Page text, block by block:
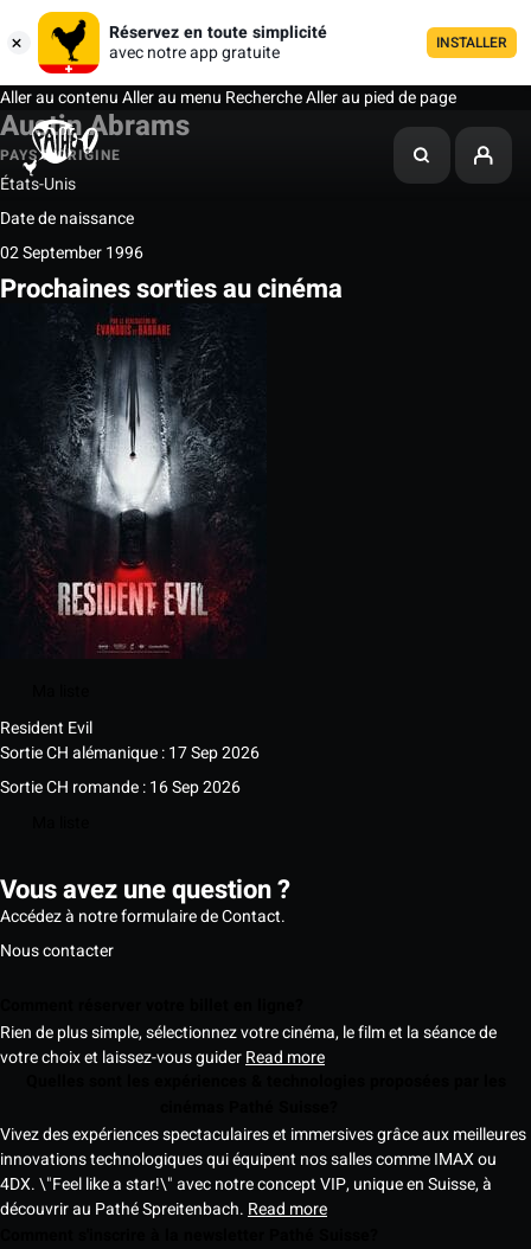
Réservez en toute simplicité
avec notre app gratuite
INSTALLER
Aller au contenuAller au menu RechercheAller au pied de page
Austin Abrams
PAYS D'ORIGINE
États-Unis
Date de naissance
02 September 1996
Prochaines sorties au cinéma
Resident Evil
Sortie CH alémanique : 17 Sep 2026
Sortie CH romande : 16 Sep 2026
Vous avez une question ?
Accédez à notre formulaire de Contact.
Nous contacter
Rien de plus simple, sélectionnez votre cinéma, le film et la séance de
votre choix et laissez-vous guiderRead more
Vivez des expériences spectaculaires et immersives grâce aux meilleures
innovations technologiques qui équipent nos salles comme IMAX ou
4DX. \"Feel like a star!\" avec notre concept VIP, unique en Suisse, à
découvrir au Pathé Spreitenbach. Read more